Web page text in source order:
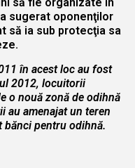
să fie organizate în
sugerat oponenţilor
să ia sub protecţia sa
în acest loc au fost
2012, locuitorii
o nouă zonă de odihnă
au amenajat un teren
bănci pentru odihnă.